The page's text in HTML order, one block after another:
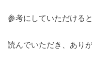
参考にしていただける
読んでいただき、あり